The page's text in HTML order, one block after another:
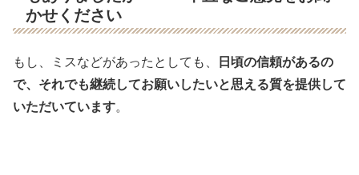
かせください
もし、ミスなどがあったとしても、
日頃の信頼があるの
で、それでも継続してお願いしたいと思える質を提供して
いただいています。